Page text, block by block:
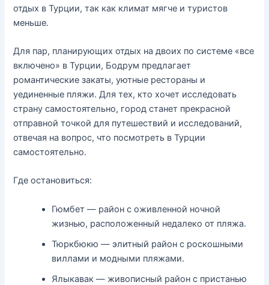
отдых в Турции, так как климат мягче и туристов
меньше.
Для пар, планирующих отдых на двоих по системе «все
включено» в Турции, Бодрум предлагает
романтические закаты, уютные рестораны и
уединенные пляжи. Для тех, кто хочет исследовать
страну самостоятельно, город станет прекрасной
отправной точкой для путешествий и исследований,
отвечая на вопрос, что посмотреть в Турции
самостоятельно.
Где остановиться:
Гюмбет — район с оживленной ночной
жизнью, расположенный недалеко от пляжа.
Тюркбюкю — элитный район с роскошными
виллами и модными пляжами.
Ялыкавак — живописный район с пристанью